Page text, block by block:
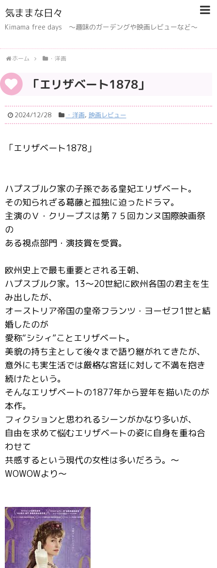
気ままな日々
Kimama free days 〜趣味のガーデングや映画レビューなど〜
ホーム ・洋画
「エリザベート1878」
2024/12/28 ・洋画, 映画レビュー
「エリザベート1878」
ハプスブルク家の子孫である皇妃エリザベート。
その知られざる葛藤と孤独に迫ったドラマ。
主演のＶ・クリープスは第７５回カンヌ国際映画祭
の
ある視点部門・演技賞を受賞。
欧州史上で最も重要とされる王朝、
ハプスブルク家。13～20世紀に欧州各国の君主を生
み出したが、
オーストリア帝国の皇帝フランツ・ヨーゼフ1世と結
婚したのが
愛称“シシィ”ことエリザベート。
美貌の持ち主として後々まで語り継がれてきたが、
意外にも実生活では厳格な宮廷に対して不満を抱き
続けたという。
そんなエリザベートの1877年から翌年を描いたのが
本作。
フィクションと思われるシーンがかなり多いが、
自由を求めて悩むエリザベートの姿に自身を重ね合
わせて
共感するという現代の女性は多いだろう。～
WOWOWより～